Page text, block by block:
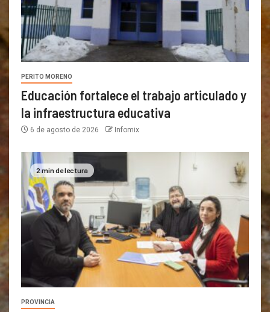
PERITO MORENO
Educación fortalece el trabajo articulado y
la infraestructura educativa
6 de agosto de 2026 Infomix
2 min de lectura
PROVINCIA